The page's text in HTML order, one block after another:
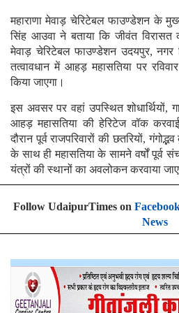
महाराणा मेवाड़ चेरिटेबल फाउण्डेशन के
सिंह आउवा ने बताया कि जीवंत विरासत
मेवाड़ चेरिटेबल फाउण्डेशन उदयपुर,
तत्वावधान में आहड़ महासतिया पर
किया जाएगा।
इस अवसर पर वहां उपस्थित शोधार्थियों,
आहड़ महासतिया की हेरिटेज वॉक
दौरान पूर्व राजपरिवारों की छतरियों,
के साथ ही महासतिया के सामने वर्षों पूर्व
यंत्रों की स्थानों का अवलोकन करवाया
Follow UdaipurTimes on
News